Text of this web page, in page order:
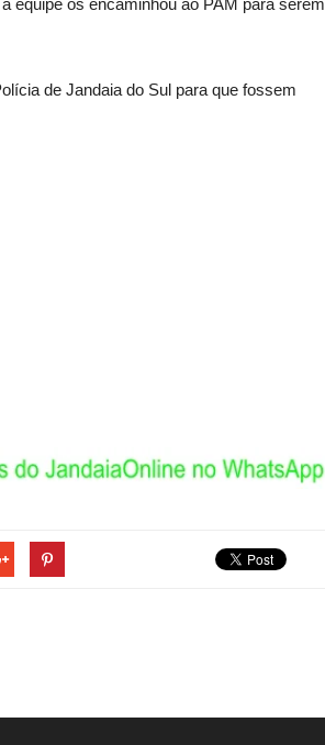
equipe os encaminhou ao PAM para serem
de Jandaia do Sul para que fossem